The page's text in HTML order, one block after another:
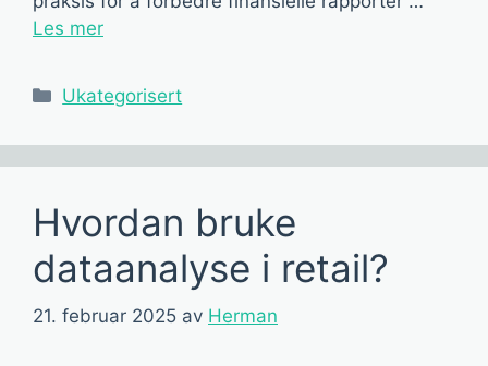
Les mer
Kategorier
Ukategorisert
Hvordan bruke
dataanalyse i retail?
21. februar 2025 av Herman